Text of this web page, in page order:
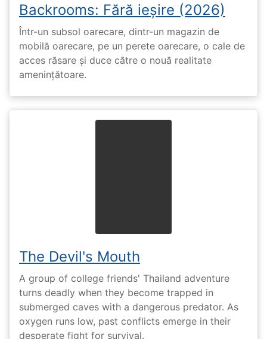
Backrooms: Fără ieșire (2026)
Într-un subsol oarecare, dintr-un magazin de
mobilă oarecare, pe un perete oarecare, o cale de
acces răsare și duce către o nouă realitate
amenințătoare.
The Devil's Mouth
A group of college friends' Thailand adventure
turns deadly when they become trapped in
submerged caves with a dangerous predator. As
oxygen runs low, past conflicts emerge in their
desperate fight for survival.